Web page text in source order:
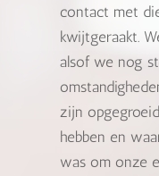
contact met
kwijtgeraakt.
alsof we nog
zijn
hebben en
was om onze